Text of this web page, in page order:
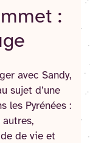
:
avec Sandy,
sujet d’une
les Pyrénées :
autres,
de vie et